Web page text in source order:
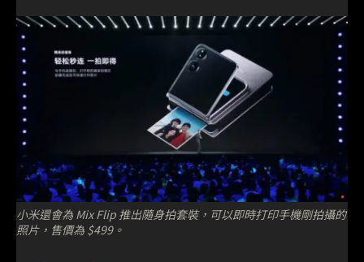
小米還會為 Mix Flip 推出隨身拍套裝，可以即時打印手機剛拍攝的
照片，售價為 $499。